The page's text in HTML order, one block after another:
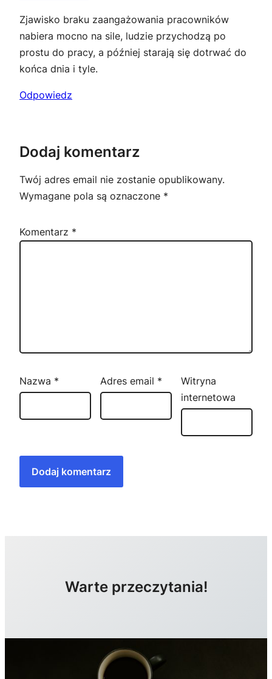
Zjawisko braku zaangażowania pracowników
nabiera mocno na sile, ludzie przychodzą po
prostu do pracy, a później starają się dotrwać do
końca dnia i tyle.
Odpowiedz
Dodaj komentarz
Twój adres email nie zostanie opublikowany.
Wymagane pola są oznaczone *
Komentarz *
Nazwa * Adres email *
Witryna
internetowa
Warte przeczytania!